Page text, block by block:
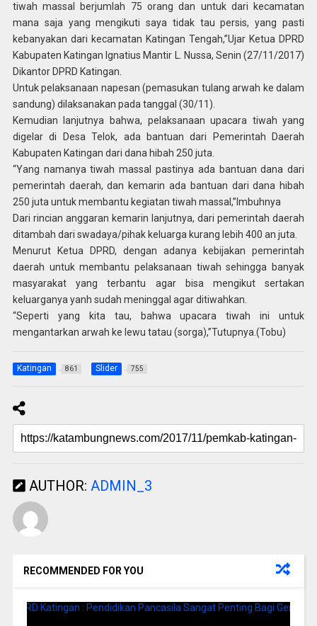
tiwah massal berjumlah 75 orang dan untuk dari kecamatan
mana saja yang mengikuti saya tidak tau persis, yang pasti
kebanyakan dari kecamatan Katingan Tengah,”Ujar Ketua DPRD
Kabupaten Katingan Ignatius Mantir L. Nussa, Senin (27/11/2017)
Dikantor DPRD Katingan.
Untuk pelaksanaan napesan (pemasukan tulang arwah ke dalam
sandung) dilaksanakan pada tanggal (30/11).
Kemudian lanjutnya bahwa, pelaksanaan upacara tiwah yang
digelar di Desa Telok, ada bantuan dari Pemerintah Daerah
Kabupaten Katingan dari dana hibah 250 juta.
“Yang namanya tiwah massal pastinya ada bantuan dana dari
pemerintah daerah, dan kemarin ada bantuan dari dana hibah
250 juta untuk membantu kegiatan tiwah massal,”Imbuhnya
Dari rincian anggaran kemarin lanjutnya, dari pemerintah daerah
ditambah dari swadaya/pihak keluarga kurang lebih 400 an juta.
Menurut Ketua DPRD, dengan adanya kebijakan pemerintah
daerah untuk membantu pelaksanaan tiwah sehingga banyak
masyarakat yang terbantu agar bisa mengikut sertakan
keluarganya yanh sudah meninggal agar ditiwahkan.
“Seperti yang kita tau, bahwa upacara tiwah ini untuk
mengantarkan arwah ke lewu tatau (sorga),”Tutupnya.(Tobu)
Katingan 861 Slider 755
AUTHOR: ADMIN_3
RECOMMENDED FOR YOU